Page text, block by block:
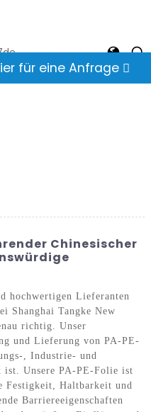
für eine Anfrage
Chinesischer
hochwertigen Lieferanten
Shanghai Tangke New
richtig. Unser
und Lieferung von PA-PE-
, Industrie- und
ist. Unsere PA-PE-Folie ist
Festigkeit, Haltbarkeit und
Barriereeigenschaften